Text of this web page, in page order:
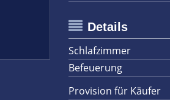
Details
Schlafzimmer
Befeuerung
Provision für Käufer